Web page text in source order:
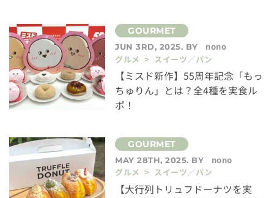
JUN 3RD, 2025. BY
nono
グルメ > スイーツ／パン
【ミスド新作】55周年記念「もっ
ちゅりん」とは？全4種を実食ル
ポ！
MAY 28TH, 2025. BY
nono
グルメ > スイーツ／パン
【大行列トリュフドーナツを実